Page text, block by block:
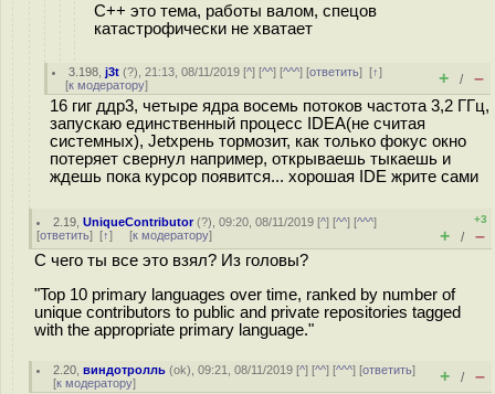
C++ это тема, работы валом, спецов
катастрофически не хватает
3.198 ,j3t (?), 21:13, 08/11/2019 [^] [^^] [^^^] [ответить][↑]
[к модератору] + / –
16 гиг ддр3, четыре ядра восемь потоков частота 3,2 ГГц,
запускаю единственный процесс IDEA(не считая
системных), Jetхрень тормозит, как только фокус окно
потеряет свернул например, открываешь тыкаешь и
ждешь пока курсор появится... хорошая IDE жрите сами
2.19 ,UniqueContributor(?), 09:20, 08/11/2019 [^] [^^] [^^^]
[ответить] [↑] [к модератору]
+3
+ / –
С чего ты все это взял? Из головы?
"Top 10 primary languages over time, ranked by number of
unique contributors to public and private repositories tagged
with the appropriate primary language."
2.20 ,виндотролль (ok), 09:21, 08/11/2019 [^] [^^] [^^^] [ответить]
[к модератору] + / –